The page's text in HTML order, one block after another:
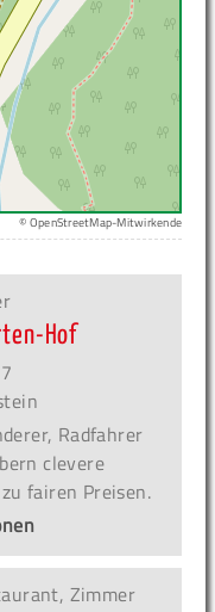
© OpenStreetMap-Mitwirkende
Hof
Radfahrer
clevere
fairen Preisen.
Zimmer